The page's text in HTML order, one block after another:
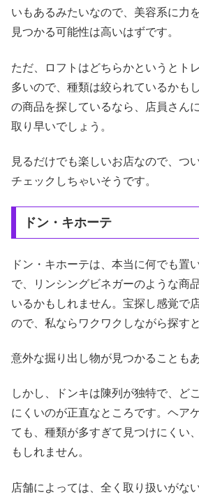
いもあるみたいなので、美容系に力
見つかる可能性は高いはずです。
ただ、ロフトはどちらかというとト
多いので、種類は絞られているかも
の商品を探しているなら、店員さん
取り早いでしょう。
見るだけでも楽しいお店なので、つ
チェックしちゃいそうです。
ドン・キホーテ
ドン・キホーテは、本当に何でも置
で、リンシングビネガーのような商
いるかもしれません。宝探し感覚で
ので、私ならワクワクしながら探す
意外な掘り出し物が見つかることも
しかし、ドンキは陳列が独特で、ど
にくいのが正直なところです。ヘア
ても、種類が多すぎて見つけにくい
もしれません。
店舗によっては、全く取り扱いがな